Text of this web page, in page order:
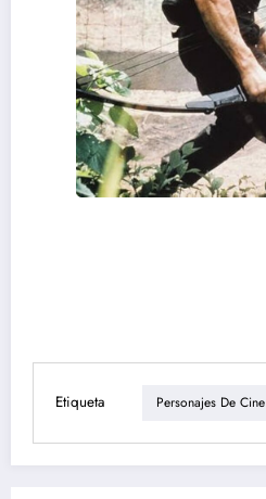
Etiqueta Personajes De Cine